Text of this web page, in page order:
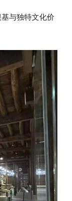
与独特文化价